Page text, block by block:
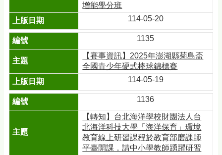
增能學分班
114-05-20
1135
【賽事資訊】2025年澎湖縣菊島盃
全國青少年硬式棒球錦標賽
114-05-19
1136
【轉知】台北海洋學校財團法人台
北海洋科技大學「海洋保育」環境
教育線上研習課程於教育部磨課師
平臺開課，請中小學教師踴躍研習